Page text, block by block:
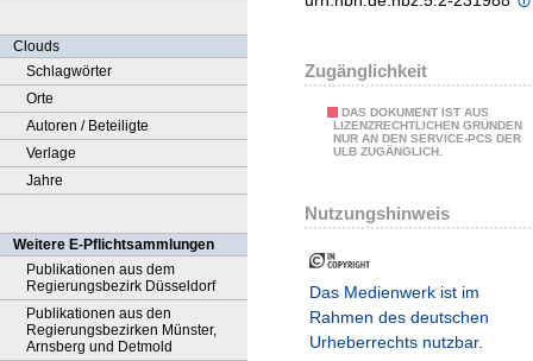
Clouds
Schlagwörter
Orte
Autoren / Beteiligte
Verlage
Jahre
Weitere E-Pflichtsammlungen
Publikationen aus dem
Regierungsbezirk Düsseldorf
Publikationen aus den
Regierungsbezirken Münster,
Arnsberg und Detmold
Zugänglichkeit
DAS DOKUMENT IST AUS
LIZENZRECHTLICHEN GRÜNDEN
NUR AN DEN SERVICE-PCS DER
ULB ZUGÄNGLICH.
Nutzungshinweis
Das Medienwerk ist im
Rahmen des deutschen
Urheberrechts nutzbar.